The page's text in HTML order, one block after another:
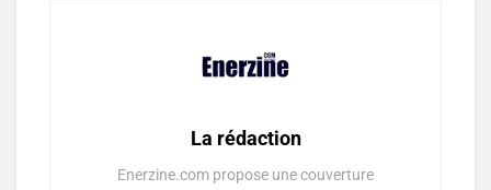
La rédaction
Enerzine.com propose une couverture